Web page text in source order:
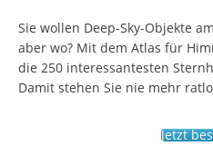
Sie wollen Deep-Sky-Objekte
aber wo? Mit dem Atlas für
die 250 interessantesten
Damit stehen Sie nie mehr
Jetzt